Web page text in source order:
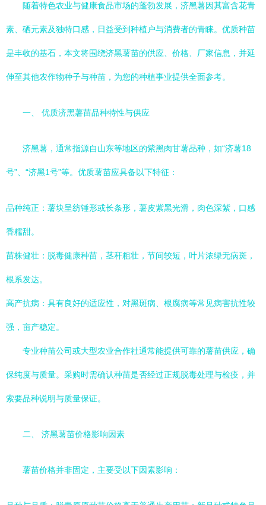
随着特色农业与健康食品市场的蓬勃发展，济黑薯因其富含花青
素、硒元素及独特口感，日益受到种植户与消费者的青睐。优质种苗
是丰收的基石，本文将围绕济黑薯苗的供应、价格、厂家信息，并延
伸至其他农作物种子与种苗，为您的种植事业提供全面参考。
一、 优质济黑薯苗品种特性与供应
济黑薯，通常指源自山东等地区的紫黑肉甘薯品种，如“济薯18
号”、“济黑1号”等。优质薯苗应具备以下特征：
品种纯正：薯块呈纺锤形或长条形，薯皮紫黑光滑，肉色深紫，口感
香糯甜。
苗株健壮：脱毒健康种苗，茎秆粗壮，节间较短，叶片浓绿无病斑，
根系发达。
高产抗病：具有良好的适应性，对黑斑病、根腐病等常见病害抗性较
强，亩产稳定。
专业种苗公司或大型农业合作社通常能提供可靠的薯苗供应，确
保纯度与质量。采购时需确认种苗是否经过正规脱毒处理与检疫，并
索要品种说明与质量保证。
二、 济黑薯苗价格影响因素
薯苗价格并非固定，主要受以下因素影响：